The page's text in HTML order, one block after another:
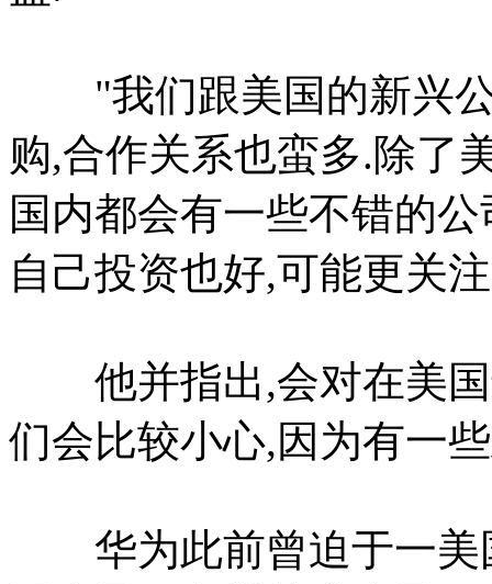
"我们跟美国的新兴公
购,合作关系也蛮多.除了
国内都会有一些不错的
自己投资也好,可能更关
他并指出,会对在美国
们会比较小心,因为有一
华为此前曾迫于一美